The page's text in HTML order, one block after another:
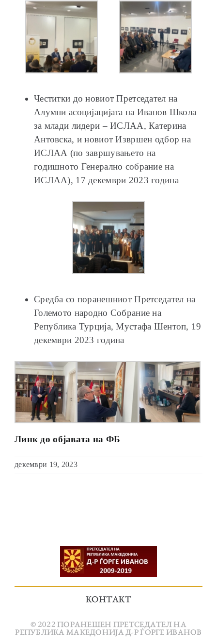
Честитки до новиот Претседател на
Алумни асоцијацијата на Иванов Школа
за млади лидери – ИСЛАА, Катерина
Антовска, и новиот Извршен одбор на
ИСЛАА (по завршувањето на
годишното Генерално собрание на
ИСЛАА), 17 декември 2023 година
Средба со поранешниот Претседател на
Големото народно Собрание на
Република Турција, Мустафа Шентоп, 19
декември 2023 година
Линк до објавата на ФБ
декември 19, 2023
КОНТАКТ
© 2022 ПОРАНЕШЕН ПРЕТСЕДАТЕЛ НА
РЕПУБЛИКА МАКЕДОНИЈА Д-Р ЃОРГЕ ИВАНОВ